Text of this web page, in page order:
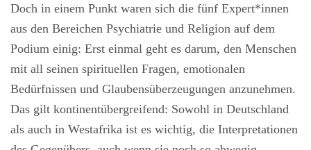
Doch in einem Punkt waren sich die fünf Expert*innen
aus den Bereichen Psychiatrie und Religion auf dem
Podium einig: Erst einmal geht es darum, den Menschen
mit all seinen spirituellen Fragen, emotionalen
Bedürfnissen und Glaubensüberzeugungen anzunehmen.
Das gilt kontinentübergreifend: Sowohl in Deutschland
als auch in Westafrika ist es wichtig, die Interpretationen